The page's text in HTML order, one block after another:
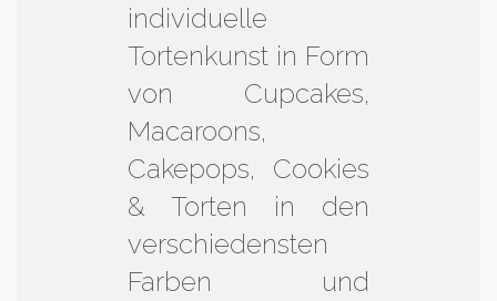
individuelle
Tortenkunst in Form
von Cupcakes,
Macaroons,
Cakepops, Cookies
& Torten in den
verschiedensten
Farben und